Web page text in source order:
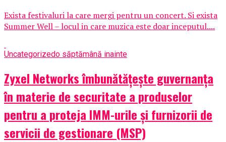
Exista festivaluri la care mergi pentru un concert. Si exista
Summer Well – locul in care muzica este doar inceputul....
Uncategorizedo săptămână inainte
Zyxel Networks îmbunătățește guvernanța
în materie de securitate a produselor
pentru a proteja IMM-urile și furnizorii de
servicii de gestionare (MSP)